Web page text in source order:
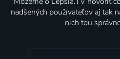
nadšených používateľov aj tak
nich tou